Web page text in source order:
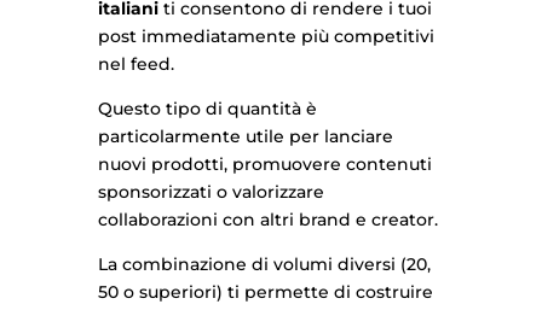
italianiti consentono di rendere i tuoi
post immediatamente più competitivi
nel feed.
Questo tipo di quantità è
particolarmente utile per lanciare
nuovi prodotti, promuovere contenuti
sponsorizzati o valorizzare
collaborazioni con altri brand e creator.
La combinazione di volumi diversi (20,
50 o superiori) ti permette di costruire